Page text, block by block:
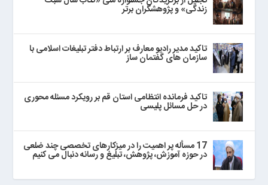
زندگی» و پژوهشگران برتر
تاکید مدیر رادیو معارف بر ارتباط دفتر تبلیغات اسلامی با
سازمان های گفتمان ساز
تاکید فرمانده انتظامی استان قم بر رویکرد مسئله محوری
در حل مسائل پلیسی
17 مسأله پر اهمیت را در میزکارهای تخصصی چند ضلعی
در حوزه آموزش، پژوهش، تبلیغ و رسانه دنبال می‌ کنیم